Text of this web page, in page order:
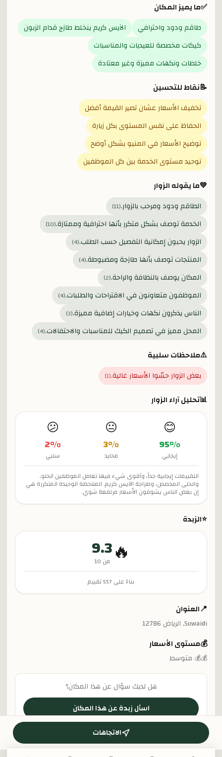
✅ما يميز المكان
طاقم ودود واحترافي
الآيس كريم ينخلط طازج قدام الزبون
كيكات مخصصة للعيديات والمناسبات
خلطات ونكهات مميزة وغير معتادة
📝نقاط للتحسين
تخفيف الأسعار عشان تصير القيمة أفضل
الحفاظ على نفس المستوى بكل زيارة
توضيح الأسعار في المنيو بشكل أوضح
توحيد مستوى الخدمة بين كل الموظفين
💚ما يقوله الزوار
الطاقم ودود ومرحب بالزوار.(
11
)
الخدمة توصف بشكل متكرر بأنها احترافية وممتازة.(
10
)
الزوار يحبون إمكانية التفصيل حسب الطلب.(
4
)
المنتجات توصف بأنها طازجة ومضبوطة.(
4
)
المكان يوصف بالنظافة والراحة.(
2
)
الموظفون متعاونون في الاقتراحات والطلبات.(
4
)
الناس يذكرون نكهات وخيارات إضافية مميزة.(
3
)
المحل مميز في تصميم الكيك للمناسبات والاحتفالات.(
4
)
⚠️ملاحظات سلبية
بعض الزوار حسّوا الأسعار غالية.(
1
)
📊تحليل آراء الزوار
😊
95%
إيجابي
😐
3%
محايد
😕
2%
سلبي
التقييمات إيجابية جداً، وأقوى شيء فيها تعامل الموظفين الحلو،
والحلى المخصص، وطزاجة الآيس كريم. الملاحظة الوحيدة المتكررة هي
إن بعض الناس يشوفون الأسعار مرتفعة شوي.
⭐الزبدة
🔥
9.3
من 10
بناءً على 557تقييم
📍العنوان
Suwaidi, الرياض 12786
💰مستوى الأسعار
💰💰 متوسط
هل لديك سؤال عن هذا المكان؟
اسأل زبدة عن هذا المكان
الاتجاهات